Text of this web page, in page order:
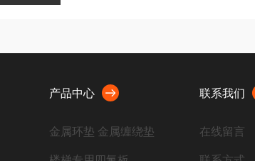
产品中心
金属环垫 金属缠绕垫
联系我们
在线留言